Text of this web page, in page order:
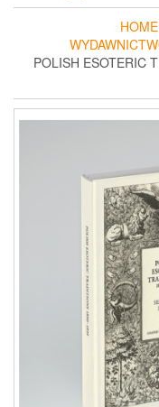
HOME
POLISH ESOTERIC